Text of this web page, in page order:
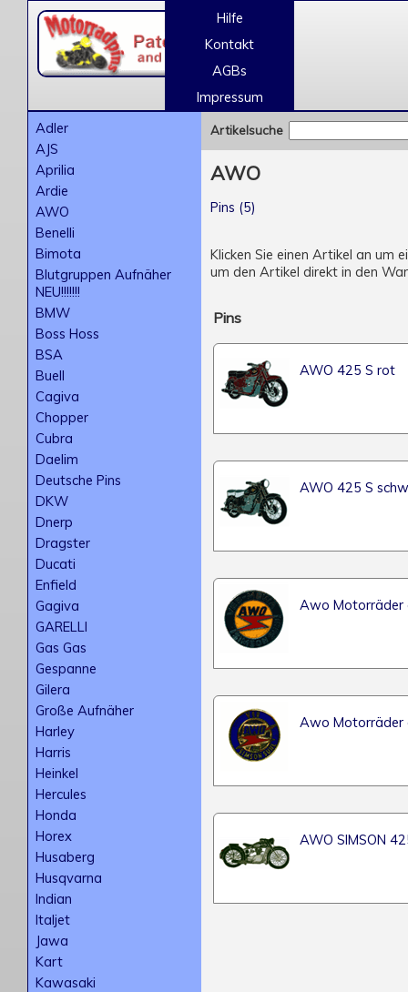
Hilfe
Kontakt
AGBs
Impressum
Adler
AJS
Aprilia
Ardie
AWO
Benelli
Bimota
Blutgruppen Aufnäher
NEU!!!!!!!
BMW
Boss Hoss
BSA
Buell
Cagiva
Chopper
Cubra
Daelim
Deutsche Pins
DKW
Dnerp
Dragster
Ducati
Enfield
Gagiva
GARELLI
Gas Gas
Gespanne
Gilera
Große Aufnäher
Harley
Harris
Heinkel
Hercules
Honda
Horex
Husaberg
Husqvarna
Indian
Italjet
Jawa
Kart
Kawasaki
Artikelsuche
AWO
Pins (5)
Klicken Sie einen Artikel an um
um den Artikel direkt in den
Pins
AWO 425 S rot
AWO 425 S
Awo Motorräder
Awo Motorräder
AWO SIMSON